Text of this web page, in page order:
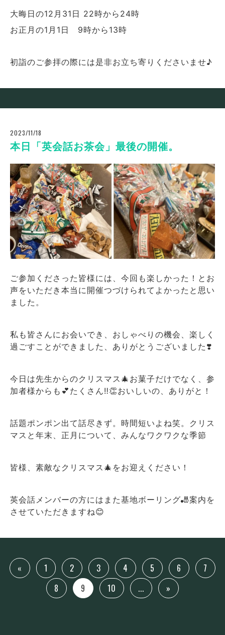
大晦日の12月31日 22時から24時
お正月の1月1日 9時から13時
初詣のご参拝の際には是非お立ち寄りくださいませ♪
2023/11/18
本日「英会話お茶会」最後の開催。
ご参加くださった皆様には、今回も楽しかった！とお
声をいただき本当に開催つづけられてよかったと思い
ました。
私も皆さんにお会いでき、おしゃべりの機会、楽しく
過ごすことができました、ありがとうございました❣️
今日は先生からのクリスマス🎄お菓子だけでなく、参
加者様からも💕たくさん‼️👏おいしいの、ありがと！
話題ポンポン出て話尽きず。時間短いよね笑。クリス
マスと年末、正月について、みんなワクワクな季節
皆様、素敵なクリスマス🎄をお迎えください！
英会話メンバーの方にはまた基地ボーリング🎳案内を
させていただきますね😊
« 1 2 3 4 5 6
7
8
9 10 ... »